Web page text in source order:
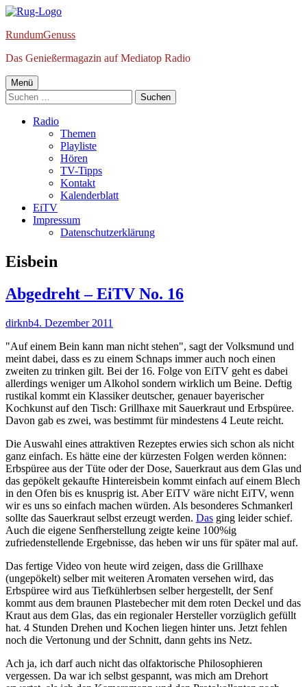
Springe
Inhalt
RundumGenuss
Das Genießermagazin auf Mediatop Radio
Primäres
Menü
Menü
Suchen
nach:
Radio
Themen
Playliste
Hören
TV-Tipps
Kontakt
Kalenderblatt
EiTV
Impressum
Datenschutzerklärung
Schlagwort:
Eisbein
Abgedreht – EiTV No. 16
Autor
dirknbVeröffentlicht
4. Dezember 2011
"Auf einem Bein kann man nicht stehen", sagt der Volksmund und
meint dabei, dass es zu einem Schnaps immer auch noch einen
zweiten zu trinken gilt. Bei der 16. Folge von EiTV geht es dabei
allerdings weniger um Alkohol sondern wirklich um Beine. Deftig
rustikal kommt ein Klassiker deutscher, genauer bayerischer
Kochkunst auf den Tisch: Grillhaxe mit Sauerkraut und Erbspüree.
Davon gab es zwei, was bestimmt für mindestens 4 Leute reicht.
Die Auswahl eines attraktiven Rezeptes erwies sich schon als nicht
ganz einfach. Es hätte eine der kürzesten Folgen werden können:
Erbspüree aus der Tüte oder der Dose, Sauerkraut aus dem Glas und
das gepökelt gekaufte Hintereisbein kommt einfach auf einem Blech
in den Ofen bis es knusprig ist. Aber EiTV wäre nicht EiTV, wenn
wir es uns so einfach machen würden. Als besonderes Schmankerl
sollte das Sauerkraut selbst erzeugt werden. Das ging leider schief.
Auch die eigene Senfherstellung zeigte keine 100%ig
zufriedenstellende Ergebnisse, das heben wir uns für später mal auf.
Das fertige Video von heute wird zeigen, dass die Grillhaxe
(ungepökelt) selber mit weiteren Aromaten versehen wird, das
Erbspüree wird aus Tiefkühlerbsen selber hergestellt, der Senf
kommt aus dem braunen Plastebecher mit dem roten Deckel und das
Kraut aus dem Glas, das ein regionaler Hersteller vorzüglich gefüllt
hat. 4 Stunden Drehen und Kochen liegen hinter uns. Jetzt fehlen
noch die Vertonung und der Schnitt, dann gehts ins Netz.
Ach ja, ich darf auch nicht das olfaktorische Philosophieren
vergessen. Da war ich selbst gespannt, was mich am Drehort